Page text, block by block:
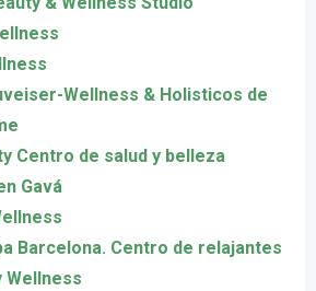
Wellness & Holisticos de
Centro de salud y belleza
Gavá
Barcelona. Centro de relajantes
Wellness